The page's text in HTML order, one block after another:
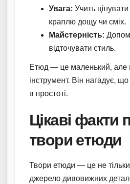
Увага: Учить
краплю дощу чи сміх.
Майстерність:
відточувати стиль.
Етюд — це маленький, але
інструмент. Він нагадує,
в простоті.
Цікаві факти
твори етюди
Твори етюди — це не тільки
джерело дивовижних